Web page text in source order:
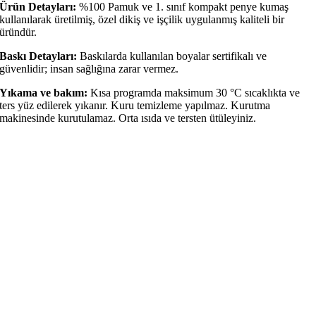
Ürün Detayları: %100 Pamuk ve 1. sınıf kompakt penye kumaş
kullanılarak üretilmiş, özel dikiş ve işçilik uygulanmış kaliteli bir
üründür.
Baskı Detayları: Baskılarda kullanılan boyalar sertifikalı ve
güvenlidir; insan sağlığına zarar vermez.
Yıkama ve bakım:Kısa programda maksimum 30 °C sıcaklıkta ve
ters yüz edilerek yıkanır. Kuru temizleme yapılmaz. Kurutma
makinesinde kurutulamaz. Orta ısıda ve tersten ütüleyiniz.